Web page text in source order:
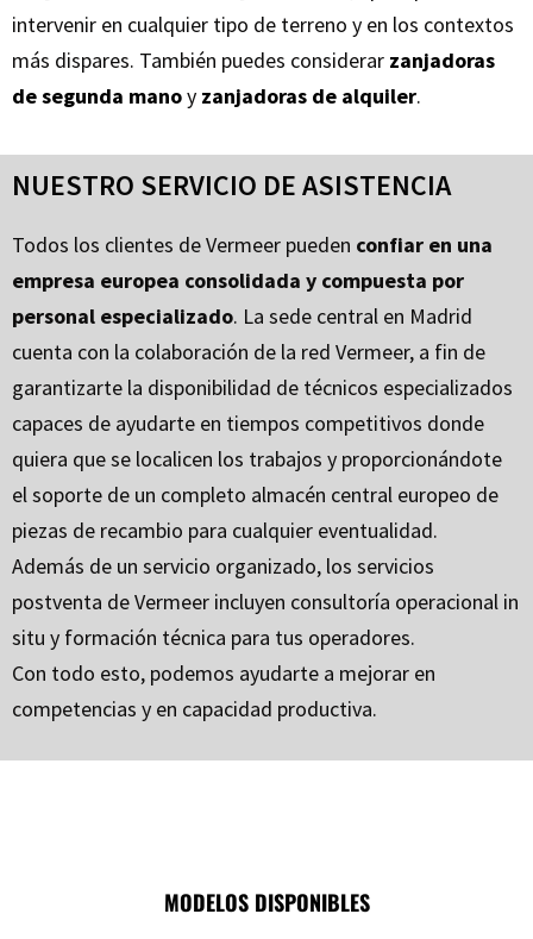
intervenir en cualquier tipo de terreno y en los contextos
más dispares. También puedes considerar zanjadoras
de segunda manoy zanjadoras de alquiler.
NUESTRO SERVICIO DE ASISTENCIA
Todos los clientes de Vermeer pueden confiar en una
empresa europea consolidada y compuesta por
personal especializado. La sede central en Madrid
cuenta con la colaboración de la red Vermeer, a fin de
garantizarte la disponibilidad de técnicos especializados
capaces de ayudarte en tiempos competitivos donde
quiera que se localicen los trabajos y proporcionándote
el soporte de un completo almacén central europeo de
piezas de recambio para cualquier eventualidad.
Además de un servicio organizado, los servicios
postventa de Vermeer incluyen consultoría operacional in
situ y formación técnica para tus operadores.
Con todo esto, podemos ayudarte a mejorar en
competencias y en capacidad productiva.
MODELOS DISPONIBLES